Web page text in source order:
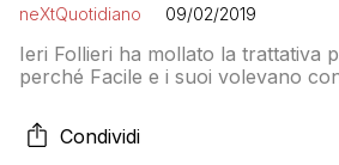
neXtQuotidiano 09/02/2019
Ieri Follieri ha mollato la trattativa
perché Facile e i suoi volevano
un fondo americano senza nome e
guidata da Sagramola
Condividi